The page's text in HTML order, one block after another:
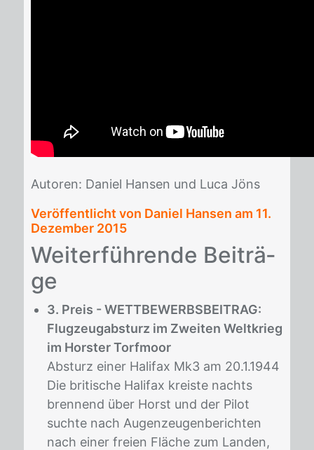
Au­to­ren: Da­ni­el Han­sen und Luca Jöns
Veröffentlicht von Daniel Hansen am 11.
Dezember 2015
Wei­ter­füh­ren­de Bei­trä­
ge
3. Preis - WETTBEWERBSBEITRAG:
Flugzeugabsturz im Zweiten Weltkrieg
im Horster Torfmoor
Absturz einer Halifax Mk3 am 20.1.1944
Die britische Halifax kreiste nachts
brennend über Horst und der Pilot
suchte nach Augenzeugenberichten
nach einer freien Fläche zum Landen,